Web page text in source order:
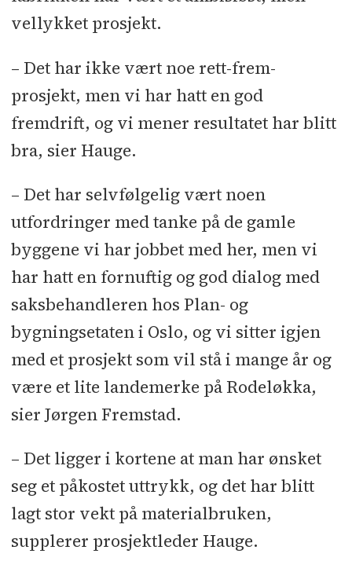
Norgesvinduet Bjørlo, Lian,
Metallarbeider: Jotne Ankers l
Kjøkken: Drømme-kjøkkenet Prosjekt
l Branntetting: Firesafe l Ventilasjon:
Oras l Utomhus: TH Anlegg l
l Glass- og alu.arbeider: Profilteam l
Maler: Bygg og Mal l Lydgulv:
Lydgulvsystemer l Gulvbelegg:
Ragnar Andersson l Parkett:
ParkettPartner l Maler, mur og flis:
Bygg og Mal l Himlinger: Norpartner
l Blikkenslager: Franke Onsrud l
Mur-, flis- og puss: Mjøndalen Mur &
Puss l Rørlegger: Imtech Rør l
beslag: TrioVing l Heiser: Reber
Schindler Heis l Stillas: Bygg Stillas l
Innv. trapper (Bygg A og F): Hagen l
Byggevarer: Optimera l Rekkverk og
vellykket prosjekt.
– Det har ikke vært noe rett-frem-
prosjekt, men vi har hatt en god
fremdrift, og vi mener resultatet har blitt
bra, sier Hauge.
– Det har selvfølgelig vært noen
utfordringer med tanke på de gamle
byggene vi har jobbet med her, men vi
har hatt en fornuftig og god dialog med
saksbehandleren hos Plan- og
bygningsetaten i Oslo, og vi sitter igjen
med et prosjekt som vil stå i mange år og
være et lite landemerke på Rodeløkka,
sier Jørgen Fremstad.
– Det ligger i kortene at man har ønsket
seg et påkostet uttrykk, og det har blitt
lagt stor vekt på materialbruken,
supplerer prosjektleder Hauge.